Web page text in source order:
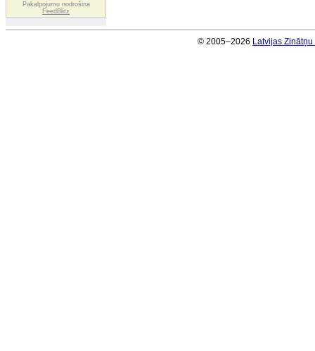
Pakalpojumu nodrošina
FeedBlitz
© 2005–2026 Latvijas